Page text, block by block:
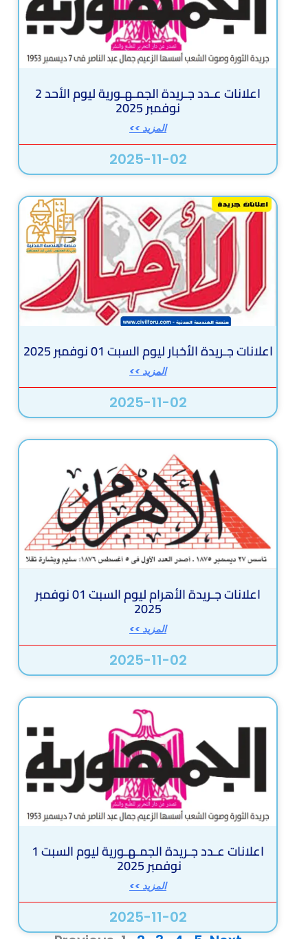
اعلانات عـدد جـريدة الجمـهـورية ليوم الأحد 2
نوفمبر 2025
المزيد >>
2025-11-02
اعلانات جـريدة الأخبار ليوم السبت 01 نوفمبر 2025
المزيد >>
2025-11-02
اعلانات جـريدة الأهرام ليوم السبت 01 نوفمبر
2025
المزيد >>
2025-11-02
اعلانات عـدد جـريدة الجمـهـورية ليوم السبت 1
نوفمبر 2025
المزيد >>
2025-11-02